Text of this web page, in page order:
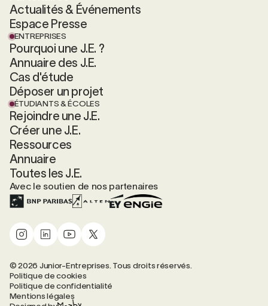
Actualités & Événements
Espace Presse
ENTREPRISES
Pourquoi une J.E. ?
Annuaire des J.E.
Cas d'étude
Déposer un projet
ÉTUDIANTS & ÉCOLES
Rejoindre une J.E.
Créer une J.E.
Ressources
Annuaire
Toutes les J.E.
Avec le soutien de nos partenaires
© 2026 Junior-Entreprises. Tous droits réservés.
Politique de cookies
Politique de confidentialité
Mentions légales